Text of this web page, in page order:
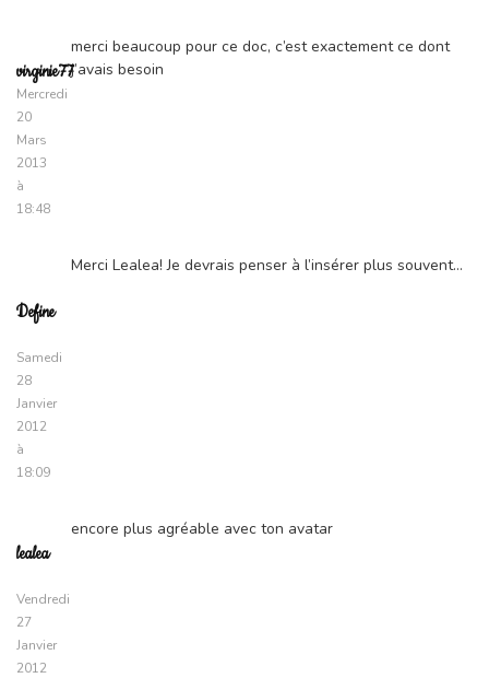
virginie77
Mercredi
20
Mars
2013
à
18:48
merci beaucoup pour ce doc, c’est exactement ce dont
j’avais besoin
Define
Samedi
28
Janvier
2012
à
18:09
Merci Lealea! Je devrais penser à l’insérer plus souvent…
lealea
Vendredi
27
Janvier
2012
encore plus agréable avec ton avatar